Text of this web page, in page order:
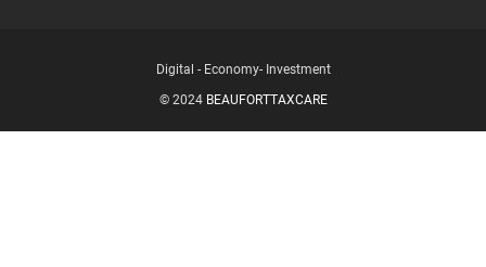
Digital - Economy- Investment
© 2024 BEAUFORTTAXCARE